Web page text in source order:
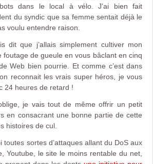
dans le local à vélo. J’ai bien fait
du syndic que sa femme sentait déjà le
voulu entendre raison.
dit que j’allais simplement cultiver mon
foutage de gueule en vous bâclant en cinq
Web bien pourrie. Et comme c’est dans
reconnait les vrais super héros, je vous
24 heures de retard !
je vais tout de même offrir un petit
en consacrant une bonne partie de cette
histoires de cul.
toutes sortes d’attaques allant du DoS aux
Youtube, le site le moins rentable du net,